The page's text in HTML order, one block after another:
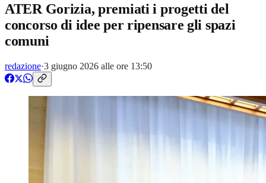
ATER Gorizia, premiati i progetti del
concorso di idee per ripensare gli spazi
comuni
redazione·3 giugno 2026 alle ore 13:50